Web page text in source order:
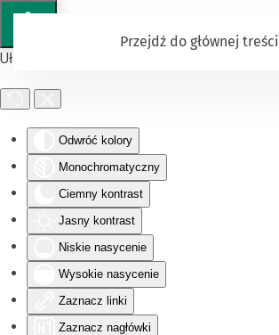
Ułatwienia dostępu
Odwróć kolory
Monochromatyczny
Ciemny kontrast
Jasny kontrast
Niskie nasycenie
Wysokie nasycenie
Zaznacz linki
Zaznacz nagłówki
Przejdź do głównej treści